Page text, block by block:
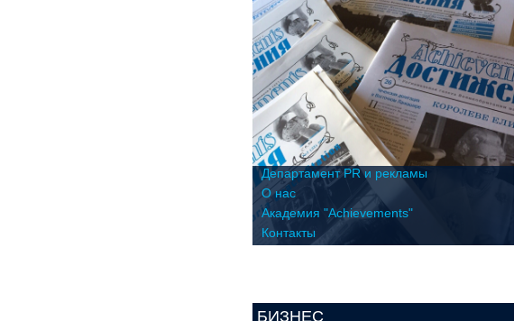
Департамент PR и рекламы
О нас
Академия "Achievements"
Контакты
БИЗНЕС